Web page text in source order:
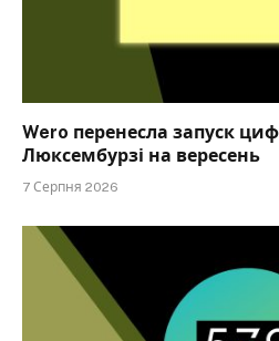
Wero перенесла запуск
Люксембурзі на вересень
7 Серпня 2026